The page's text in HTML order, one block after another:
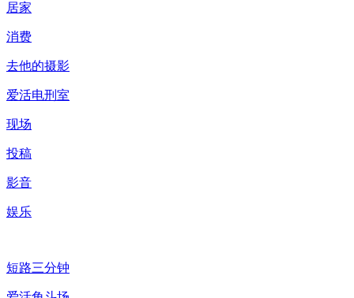
居家
消费
去他的摄影
爱活电刑室
现场
投稿
影音
娱乐
短路三分钟